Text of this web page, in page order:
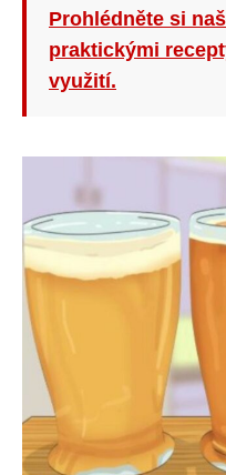
Prohlédněte si
praktickými
využití.